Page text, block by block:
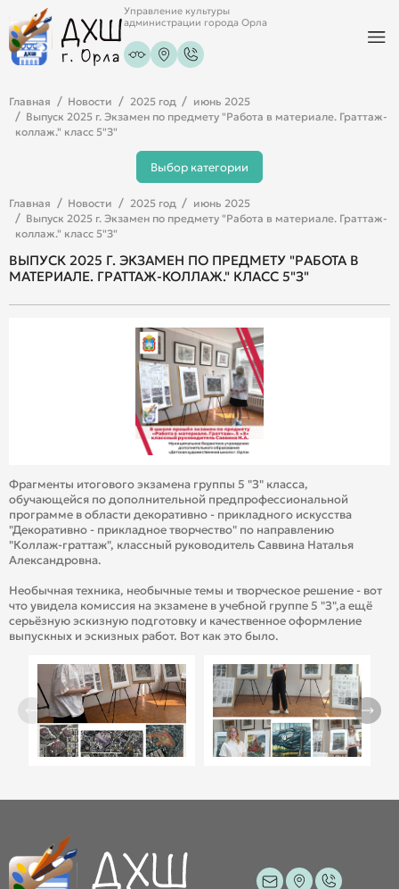
Управление культуры
администрации города Орла
Главная Новости 2025 год
июнь 2025
Выпуск 2025 г. Экзамен по предмету "Работа в материале. Граттаж-
коллаж." класс 5"З"
Выбор категории
Главная Новости 2025 год
июнь 2025
Выпуск 2025 г. Экзамен по предмету "Работа в материале. Граттаж-
коллаж." класс 5"З"
ВЫПУСК 2025 Г. ЭКЗАМЕН ПО ПРЕДМЕТУ "РАБОТА В
МАТЕРИАЛЕ. ГРАТТАЖ-КОЛЛАЖ." КЛАСС 5"З"
Фрагменты итогового экзамена группы 5 "З" класса,
обучающейся по дополнительной предпрофессиональной
программе в области декоративно - прикладного искусства
"Декоративно - прикладное творчество" по направлению
"Коллаж-граттаж", классный руководитель Саввина Наталья
Александровна.
Необычная техника, необычные темы и творческое решение - вот
что увидела комиссия на экзамене в учебной группе 5 "З",а ещё
серьёзную эскизную подготовку и качественное оформление
выпускных и эскизных работ. Вот как это было.